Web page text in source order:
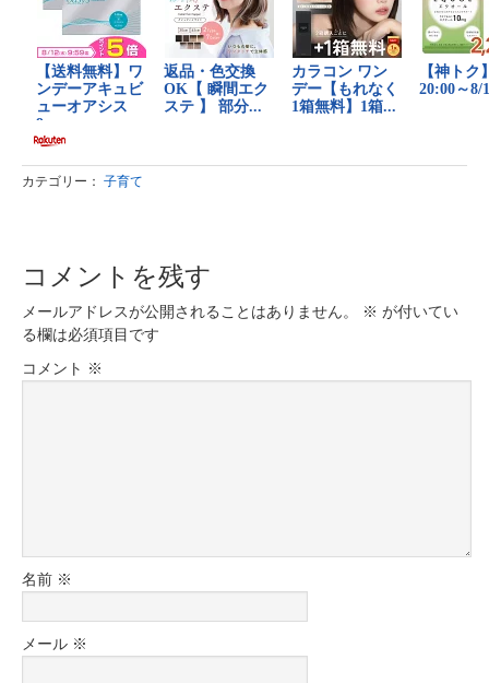
カテゴリー： 子育て
コメントを残す
メールアドレスが公開されることはありません。 ※ が付いてい
る欄は必須項目です
コメント ※
名前 ※
メール ※